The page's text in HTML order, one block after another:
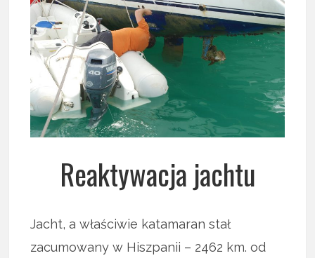
Reaktywacja jachtu
Jacht, a właściwie katamaran stał
zacumowany w Hiszpanii – 2462 km. od